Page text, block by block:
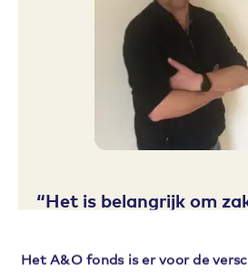
Het A&O fonds is er voor de
Het is belangrijk om
krijg je juist spanningen.